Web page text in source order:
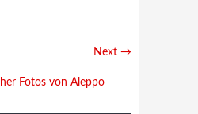
Next →
Fotos von Aleppo